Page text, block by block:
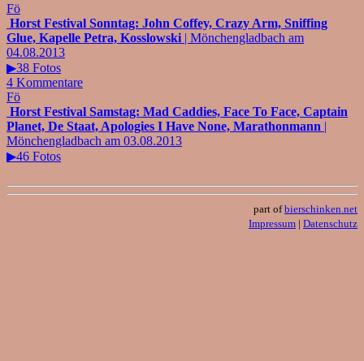
Fö
Horst Festival Sonntag: John Coffey, Crazy Arm, Sniffing
Glue, Kapelle Petra, Kosslowski | Mönchengladbach am
04.08.2013
▶38 Fotos
4 Kommentare
Fö
Horst Festival Samstag: Mad Caddies, Face To Face, Captain
Planet, De Staat, Apologies I Have None, Marathonmann |
Mönchengladbach am 03.08.2013
▶46 Fotos
part ofbierschinken.net
Impressum | Datenschutz